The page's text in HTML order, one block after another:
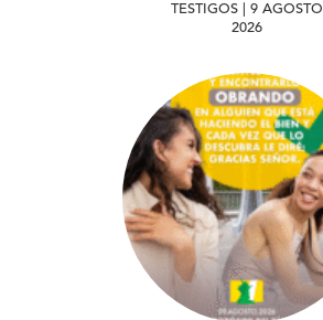
TESTIGOS | 9 AGOSTO
2026